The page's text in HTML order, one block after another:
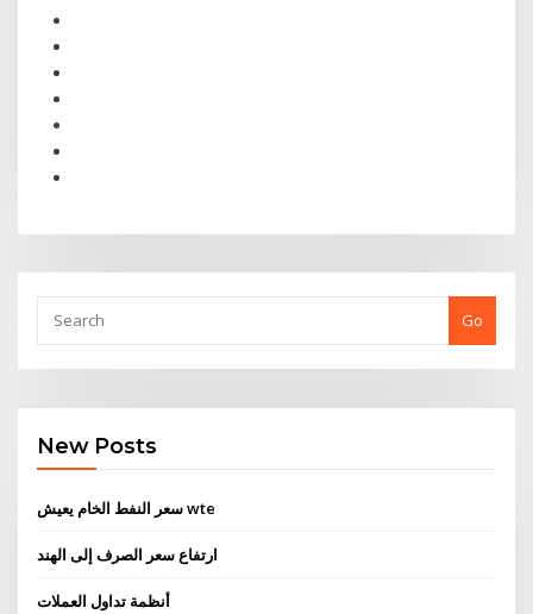
Go
New Posts
سعر النفط الخام يعيش wte
ارتفاع سعر الصرف إلى الهند
أنظمة تداول العملات